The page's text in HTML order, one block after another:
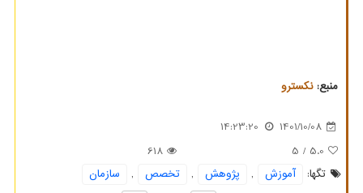
منبع:نكسترو
1401/10/08
14:23:20
5.0
/ 5
618
تگها:
آموزش , پژوهش , تخصص ,
سازمان